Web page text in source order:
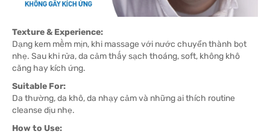
Texture & Experience:
Dạng kem mềm mịn, khi massage với nước chuyển thành bọt
nhẹ. Sau khi rửa, da cảm thấy sạch thoáng, soft, không khô
căng hay kích ứng.
Suitable For:
Da thường, da khô, da nhạy cảm và những ai thích routine
cleanse dịu nhẹ.
How to Use: